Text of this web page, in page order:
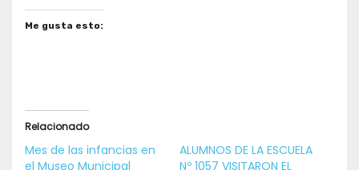
Me gusta esto:
Relacionado
Mes de las infancias en
el Museo Municipal
ALUMNOS DE LA ESCUELA
Nº 1057 VISITARON EL